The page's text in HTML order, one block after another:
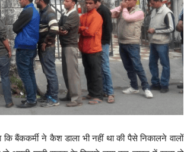
बैंककर्मी ने कैश डाला भी नहीं था की पैसे निकालने वालों